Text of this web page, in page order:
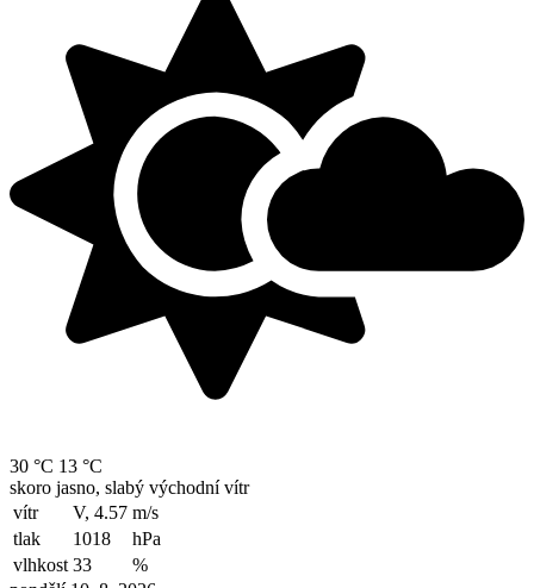
30 °C 13 °C
skoro jasno, slabý východní vítr
vítr
V, 4.57 m/s
tlak
1018
hPa
vlhkost 33
%